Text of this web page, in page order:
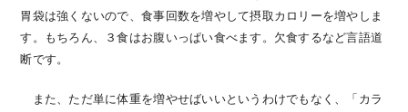
胃袋は強くないので、食事回数を増やして摂取カロリーを増やしま
す。もちろん、３食はお腹いっぱい食べます。欠食するなど言語道
断です。
また、ただ単に体重を増やせばいいというわけでもなく、「カラ